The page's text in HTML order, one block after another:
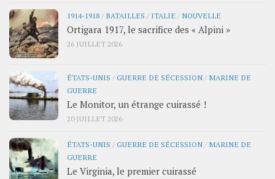
1914-1918 / BATAILLES / ITALIE / NOUVELLE
Ortigara 1917, le sacrifice des « Alpini »
26 JUILLET 2026
ÉTATS-UNIS /GUERRE DE SÉCESSION / MARINE DE
GUERRE
Le Monitor, un étrange cuirassé !
20 JUILLET 2026
ÉTATS-UNIS /GUERRE DE SÉCESSION / MARINE DE
GUERRE
Le Virginia, le premier cuirassé